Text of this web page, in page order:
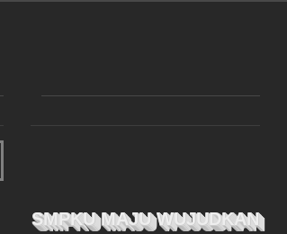
SMPKU MAJU WUJUDKAN